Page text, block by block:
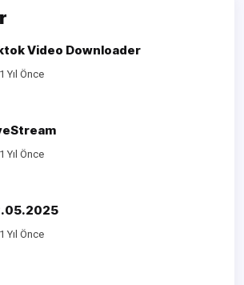
Video Downloader
1 Yıl Önce
1 Yıl Önce
1 Yıl Önce